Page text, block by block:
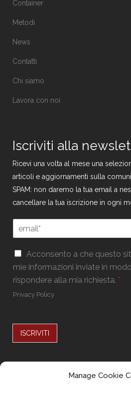
Manage Cookie
Container
Metodi
News
Contatti
Chi siamo
Lavora con noi
Iscriviti alla
Ricevi una volta al mese una
articoli e aggiornamenti sulla
SPAM: non daremo la tua email a
cancellare la tua iscrizione in ogni
m
l
*
G
D
P
R
D
*
G
P
R
*
Acconsento a che questo
mie informazioni inviate in
rispondere alla mia richiesta. *
Privacy Policy
ISCRIVITI
Seguici su